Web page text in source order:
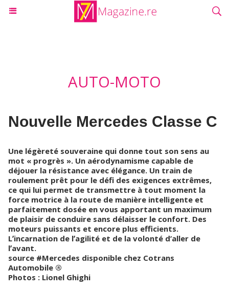
AUTO-MOTO
Nouvelle Mercedes Classe C
Une légèreté souveraine qui donne tout son sens au
mot « progrès ». Un aérodynamisme capable de
déjouer la résistance avec élégance. Un train de
roulement prêt pour le défi des exigences extrêmes,
ce qui lui permet de transmettre à tout moment la
force motrice à la route de manière intelligente et
parfaitement dosée en vous apportant un maximum
de plaisir de conduire sans délaisser le confort. Des
moteurs puissants et encore plus efficients.
Lʼincarnation de lʼagilité et de la volonté d’aller de
lʼavant.
source #Mercedes disponible chez Cotrans
Automobile ®
Photos : Lionel Ghighi